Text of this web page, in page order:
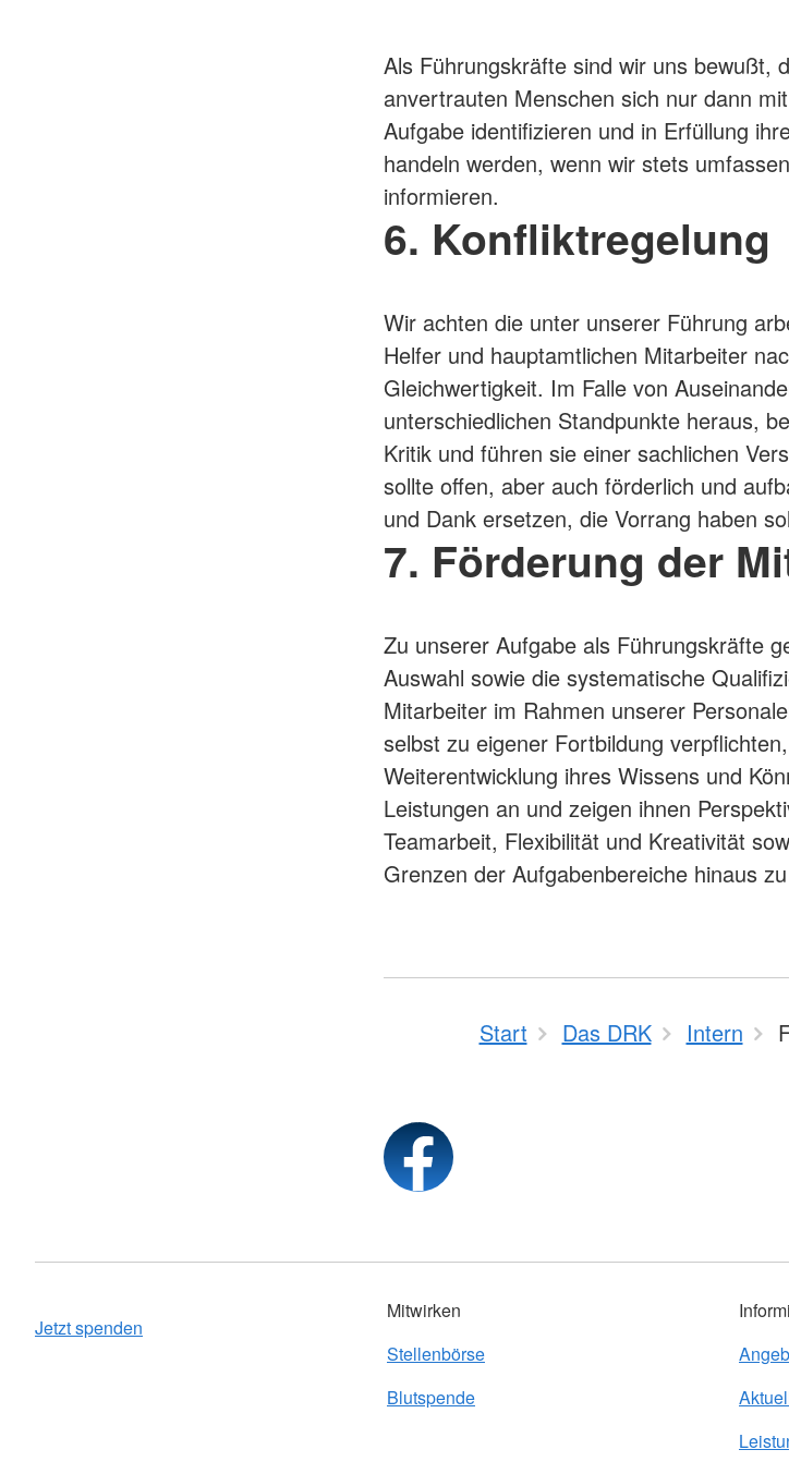
Als Führungskräfte sind wir uns bewußt,
anvertrauten Menschen sich nur dann
Aufgabe identifizieren und in Erfüllung
handeln werden, wenn wir stets
informieren.
6. Konfliktregelung
Wir achten die unter unserer Führung
Helfer und hauptamtlichen Mitarbeiter
Gleichwertigkeit. Im Falle von
unterschiedlichen Standpunkte heraus,
Kritik und führen sie einer sachlichen
sollte offen, aber auch förderlich und
und Dank ersetzen, die Vorrang haben
7. Förderung der
Zu unserer Aufgabe als Führungskräfte
Auswahl sowie die systematische
Mitarbeiter im Rahmen unserer
selbst zu eigener Fortbildung
Weiterentwicklung ihres Wissens und
Leistungen an und zeigen ihnen
Teamarbeit, Flexibilität und Kreativität
Grenzen der Aufgabenbereiche hinaus
Start Das DRK Intern
Jetzt spenden
Mitwirken
Stellenbörse
Blutspende